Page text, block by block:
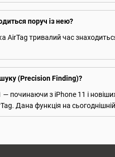
поруч із нею?
AirTag тривалий час
(Precision Finding)?
починаючи з iPhone 11 і
Дана функція на